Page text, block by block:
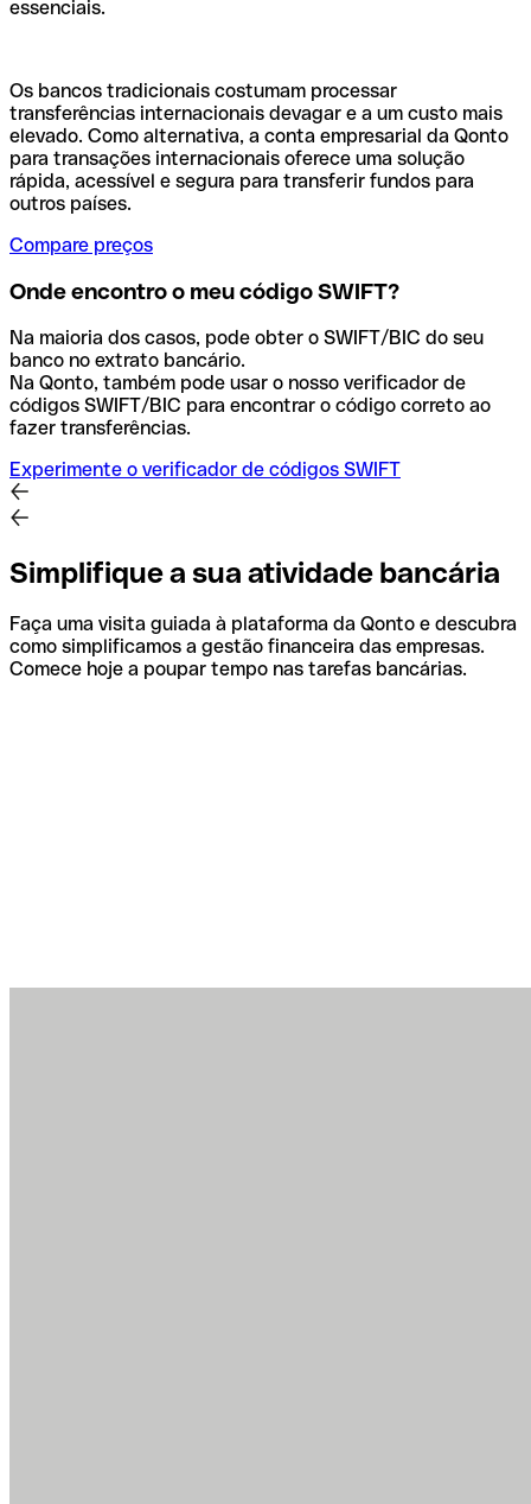
essenciais.
Os bancos tradicionais costumam processar
transferências internacionais devagar e a um custo mais
elevado. Como alternativa, a conta empresarial da Qonto
para transações internacionais oferece uma solução
rápida, acessível e segura para transferir fundos para
outros países.
Compare preços
Onde encontro o meu código SWIFT?
Na maioria dos casos, pode obter o SWIFT/BIC do seu
banco no extrato bancário.
Na Qonto, também pode usar o nosso verificador de
códigos SWIFT/BIC para encontrar o código correto ao
fazer transferências.
Experimente o verificador de códigos SWIFT
Simplifique a sua atividade bancária
Faça uma visita guiada à plataforma da Qonto e descubra
como simplificamos a gestão financeira das empresas.
Comece hoje a poupar tempo nas tarefas bancárias.